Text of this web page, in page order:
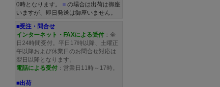
0時となります。 ■ の場合は出荷は御座
いますが、即日発送は御座いません。
■受注・問合せ
インターネット・FAXによる受付 ：全
日24時間受付。平日17時以降、土曜正
午以降および休業日のお問合せ対応は
翌日以降となります。
電話による受付 ：営業日11時～17時。
■出荷